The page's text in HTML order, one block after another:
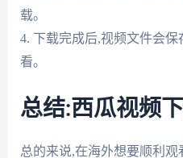
载。
4. 下载完成后,视频文件会
看。
总结:西瓜视频
总的来说,在海外想要顺利